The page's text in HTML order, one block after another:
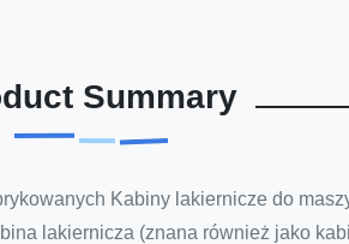
Summary
Kabiny lakiernicze do
lakiernicza (znana również jako